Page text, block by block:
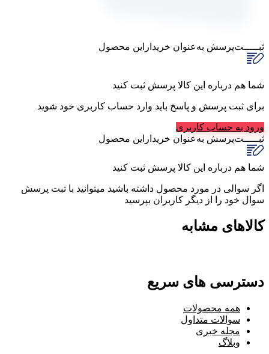
ثبـــــت‌پرسش به‌عنوان ‌خریدار‌این‌ محصول
شما هم درباره این کالا پرسش ثبت کنید
برای ثبت پرسش و پاسخ باید وارد حساب کاربری خود شوید
ورود به حساب کاربری
ثبـــــت‌پرسش به‌عنوان ‌خریدار‌این‌ محصول
شما هم درباره این کالا پرسش ثبت کنید
اگر سوالی در مورد محصول داشته باشید میتوانید با ثبت پرسش
سوال خود را از دیگر کاربران بپرسید
کالاهای مشابه
دسترسی های سریع
همه محصولات
سوالات متداول
مجله خبری
وبلاگ